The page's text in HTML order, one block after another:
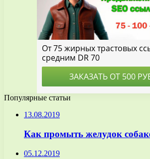
Популярные статьи
13.08.2019
Как промыть желудок
05.12.2019